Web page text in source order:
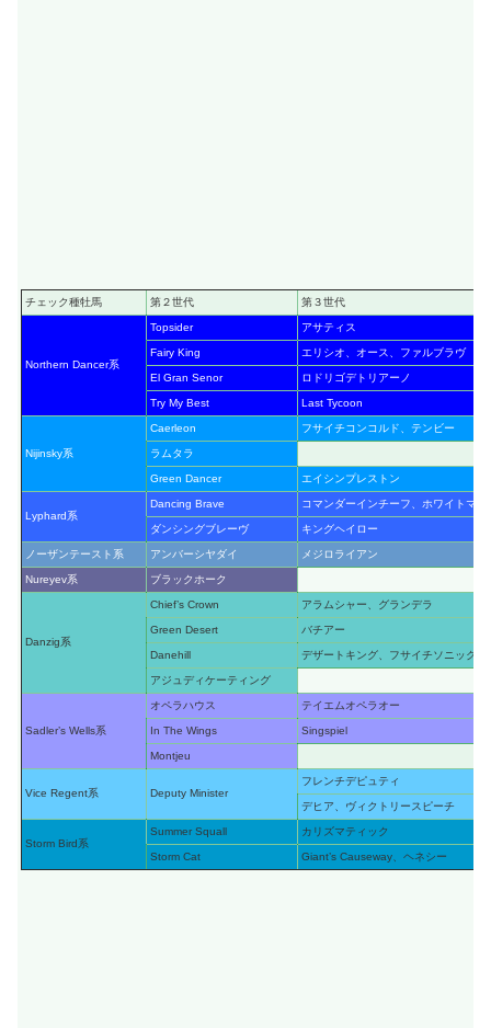
チェック種牡馬 第２世代 第３世代
Northern Dancer系
Topsider アサティス
Fairy King エリシオ、オース、ファルブラヴ
El Gran Senor ロドリゴデトリアーノ
Try My Best Last Tycoon
Nijinsky系
Caerleon フサイチコンコルド、テンビー
ラムタラ
Green Dancer エイシンプレストン
Lyphard系
Dancing Brave コマンダーインチーフ、ホワイトマズ
ダンシングブレーヴ キングヘイロー
ノーザンテースト系 アンバーシヤダイ メジロライアン
Nureyev系 ブラックホーク
Danzig系
Chief’s Crown アラムシャー、グランデラ
Green Desert バチアー
Danehill デザートキング、フサイチソニック
アジュディケーティング
Sadler’s Wells系
オペラハウス テイエムオペラオー
In The Wings Singspiel
Montjeu
Vice Regent系 Deputy Minister
フレンチデピュティ
デヒア、ヴィクトリースピーチ
Storm Bird系
Summer Squall カリズマティック
Storm Cat Giant’s Causeway、ヘネシー